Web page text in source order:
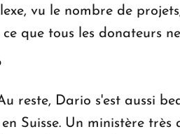
vu le nombre de
que tous les donateurs
reste, Dario s'est aussi
Suisse. Un ministère très